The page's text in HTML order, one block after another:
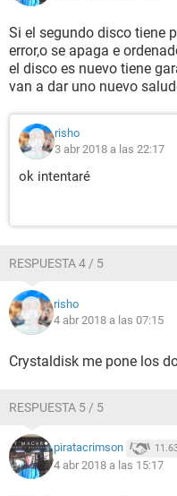
Si el segundo disco tiene
error,o se apaga e
el disco es nuevo tiene
van a dar uno nuevo
risho
3 abr 2018 a las 22:17
ok intentaré
RESPUESTA 4 / 5
risho
4 abr 2018 a las 07:15
Crystaldisk me pone los
RESPUESTA 5 / 5
piratacrimson
4 abr 2018 a las 15:17